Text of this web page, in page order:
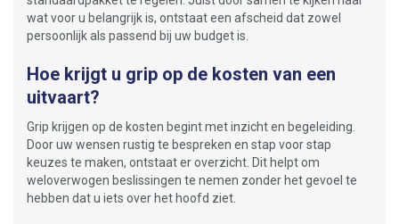
wat voor u belangrijk is, ontstaat een afscheid dat zowel
persoonlijk als passend bij uw budget is.
Hoe krijgt u grip op de kosten van een
uitvaart?
Grip krijgen op de kosten begint met inzicht en begeleiding.
Door uw wensen rustig te bespreken en stap voor stap
keuzes te maken, ontstaat er overzicht. Dit helpt om
weloverwogen beslissingen te nemen zonder het gevoel te
hebben dat u iets over het hoofd ziet.